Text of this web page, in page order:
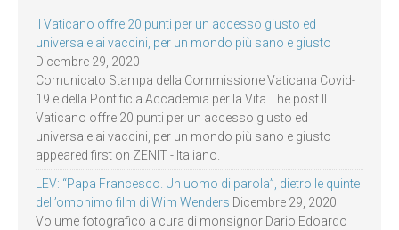
Il Vaticano offre 20 punti per un accesso giusto ed
universale ai vaccini, per un mondo più sano e giusto
Dicembre 29, 2020
Comunicato Stampa della Commissione Vaticana Covid-
19 e della Pontificia Accademia per la Vita The post Il
Vaticano offre 20 punti per un accesso giusto ed
universale ai vaccini, per un mondo più sano e giusto
appeared first on ZENIT - Italiano.
LEV: “Papa Francesco. Un uomo di parola”, dietro le quinte
dell’omonimo film di Wim Wenders Dicembre 29, 2020
Volume fotografico a cura di monsignor Dario Edoardo